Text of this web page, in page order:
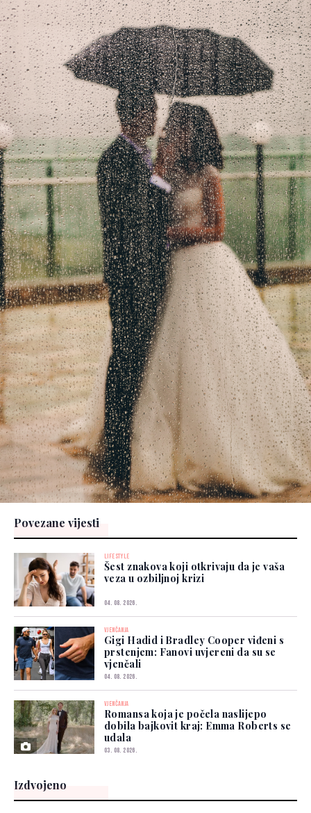
Povezane vijesti
LIFESTYLE
Šest znakova koji otkrivaju da je vaša
veza u ozbiljnoj krizi
04. 08. 2026.
VJENČANJA
Gigi Hadid i Bradley Cooper viđeni s
prstenjem: Fanovi uvjereni da su se
vjenčali
04. 08. 2026.
VJENČANJA
Romansa koja je počela naslijepo
dobila bajkovit kraj: Emma Roberts se
udala
03. 08. 2026.
Izdvojeno